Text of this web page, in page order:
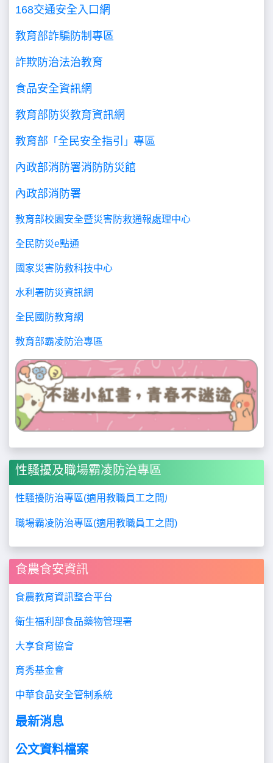
168交通安全入口網
教育部詐騙防制專區
詐欺防治法治教育
食品安全資訊網
教育部防災教育資訊網
教育部 「 全民安全指引 」 專區
內政部消防署消防防災館
內政部消防署
教育部校園安全暨災害防救通報處理中心
全民防災e點通
國家災害防救科技中心
水利署防災資訊網
全民國防教育網
教育部霸凌防治專區
性騷擾及職場霸凌防治專區
性騷擾防治專區(適用教職員工之間)
職場霸凌防治專區(適用教職員工之間)
食農食安資訊
食農教育資訊整合平台
衛生福利部食品藥物管理署
大享食育協會
育秀基金會
中華食品安全管制系統
最新消息
公文資料檔案